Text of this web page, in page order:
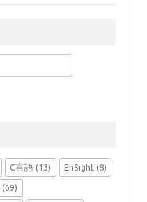
C言語 (13) EnSight (8)
(69)